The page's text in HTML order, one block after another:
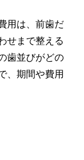
用は、前歯だ
せまで整える
歯並びがどの
、期間や費用